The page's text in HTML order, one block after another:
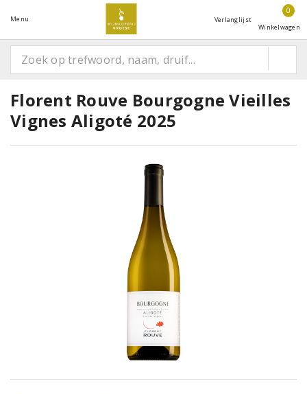
Menu Verlanglijst
0
Winkelwagen
Florent Rouve Bourgogne Vieilles
Vignes Aligoté 2025